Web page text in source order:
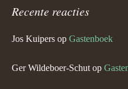
Recente reacties
Jos Kuipers op Gastenboek
Ger Wildeboer-Schut op